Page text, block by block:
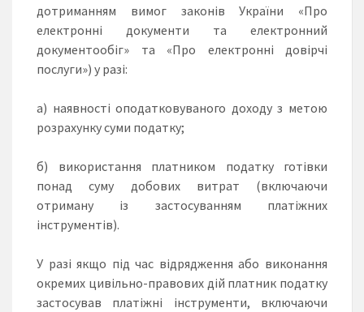
дотриманням вимог законів України «Про
електронні документи та електронний
документообіг» та «Про електронні довірчі
послуги») у разі:
а) наявності оподатковуваного доходу з метою
розрахунку суми податку;
б) використання платником податку готівки
понад суму добових витрат (включаючи
отриману із застосуванням платіжних
інструментів).
У разі якщо під час відрядження або виконання
окремих цивільно-правових дій платник податку
застосував платіжні інструменти, включаючи